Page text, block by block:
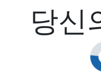
당신